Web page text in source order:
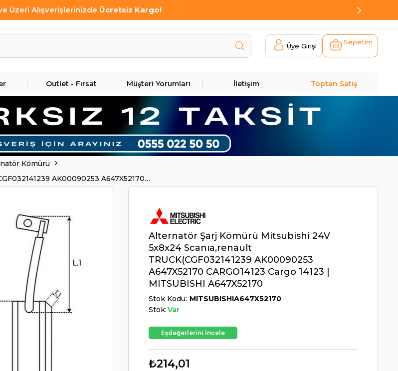
Üzeri Alışverişlerinizde Ücretsiz Kargo!
Üye Girişi Sepetim
Outlet - Fırsat Müşteri Yorumları İletişim Toptan Satış
Kömürü
AK00090253 A647X52170
Alternatör Şarj Kömürü Mitsubishi 24V
5x8x24 Scanıa,renault
TRUCK(CGF032141239 AK00090253
A647X52170 CARGO14123 Cargo 14123 |
MITSUBISHI A647X52170
Stok Kodu MITSUBISHIA647X52170
Stok:Var
Eşdeğerlerini İncele
₺214,01